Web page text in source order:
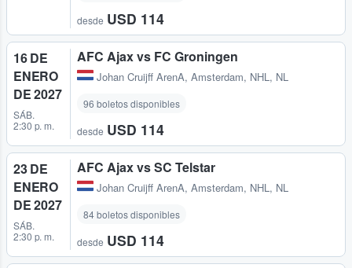
desde USD 114
16 DE
ENERO
DE 2027
SÁB.
2:30 p. m.
AFC Ajax vs FC Groningen
Johan Cruijff ArenA, Amsterdam, NHL, NL
96 boletos disponibles
desde USD 114
23 DE
ENERO
DE 2027
SÁB.
2:30 p. m.
AFC Ajax vs SC Telstar
Johan Cruijff ArenA, Amsterdam, NHL, NL
84 boletos disponibles
desde USD 114